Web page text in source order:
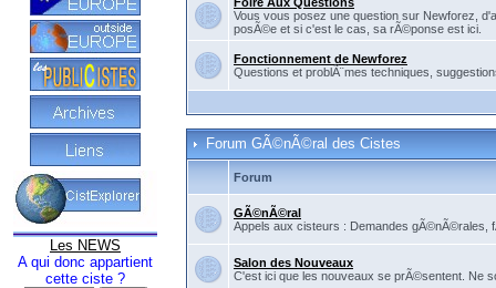
Les NEWS
A qui donc appartient
cette ciste ?
Vous vous posez une question sur Newforez,
posÃ©e et si c'est le cas, sa rÃ©ponse est ici.
Fonctionnement de Newforez
Questions et problÃ¨mes techniques,
Forum GÃ©nÃ©ral des Cistes
Forum
GÃ©nÃ©ral
Appels aux cisteurs : Demandes gÃ©nÃ©rales,
Salon des Nouveaux
C'est ici que les nouveaux se prÃ©sentent. Ne